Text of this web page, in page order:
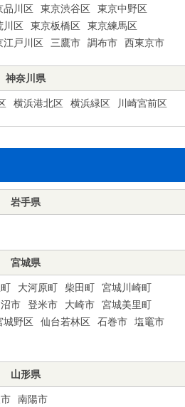
品川区 東京渋谷区
東京中野区
川区 東京板橋区
東京練馬区
江戸川区 三鷹市 調布市 西東京市
神奈川県
横浜港北区 横浜緑区 川崎宮前区
岩手県
宮城県
大河原町 柴田町
宮城川崎町
市 登米市 大崎市
宮城美里町
城野区 仙台若林区 石巻市
塩竈市
山形県
南陽市